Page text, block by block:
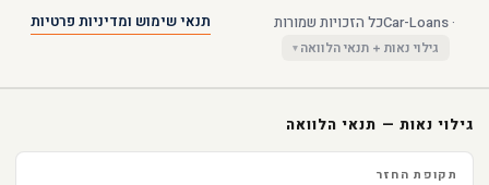
Car-Loans · ‎כל הזכויות שמורות תנאי שימוש ומדיניות פרטיות
גילוי נאות + תנאי הלוואה
גילוי נאות — תנאי הלוואה
תקופת החזר